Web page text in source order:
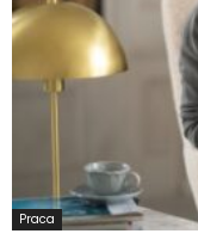
Praca